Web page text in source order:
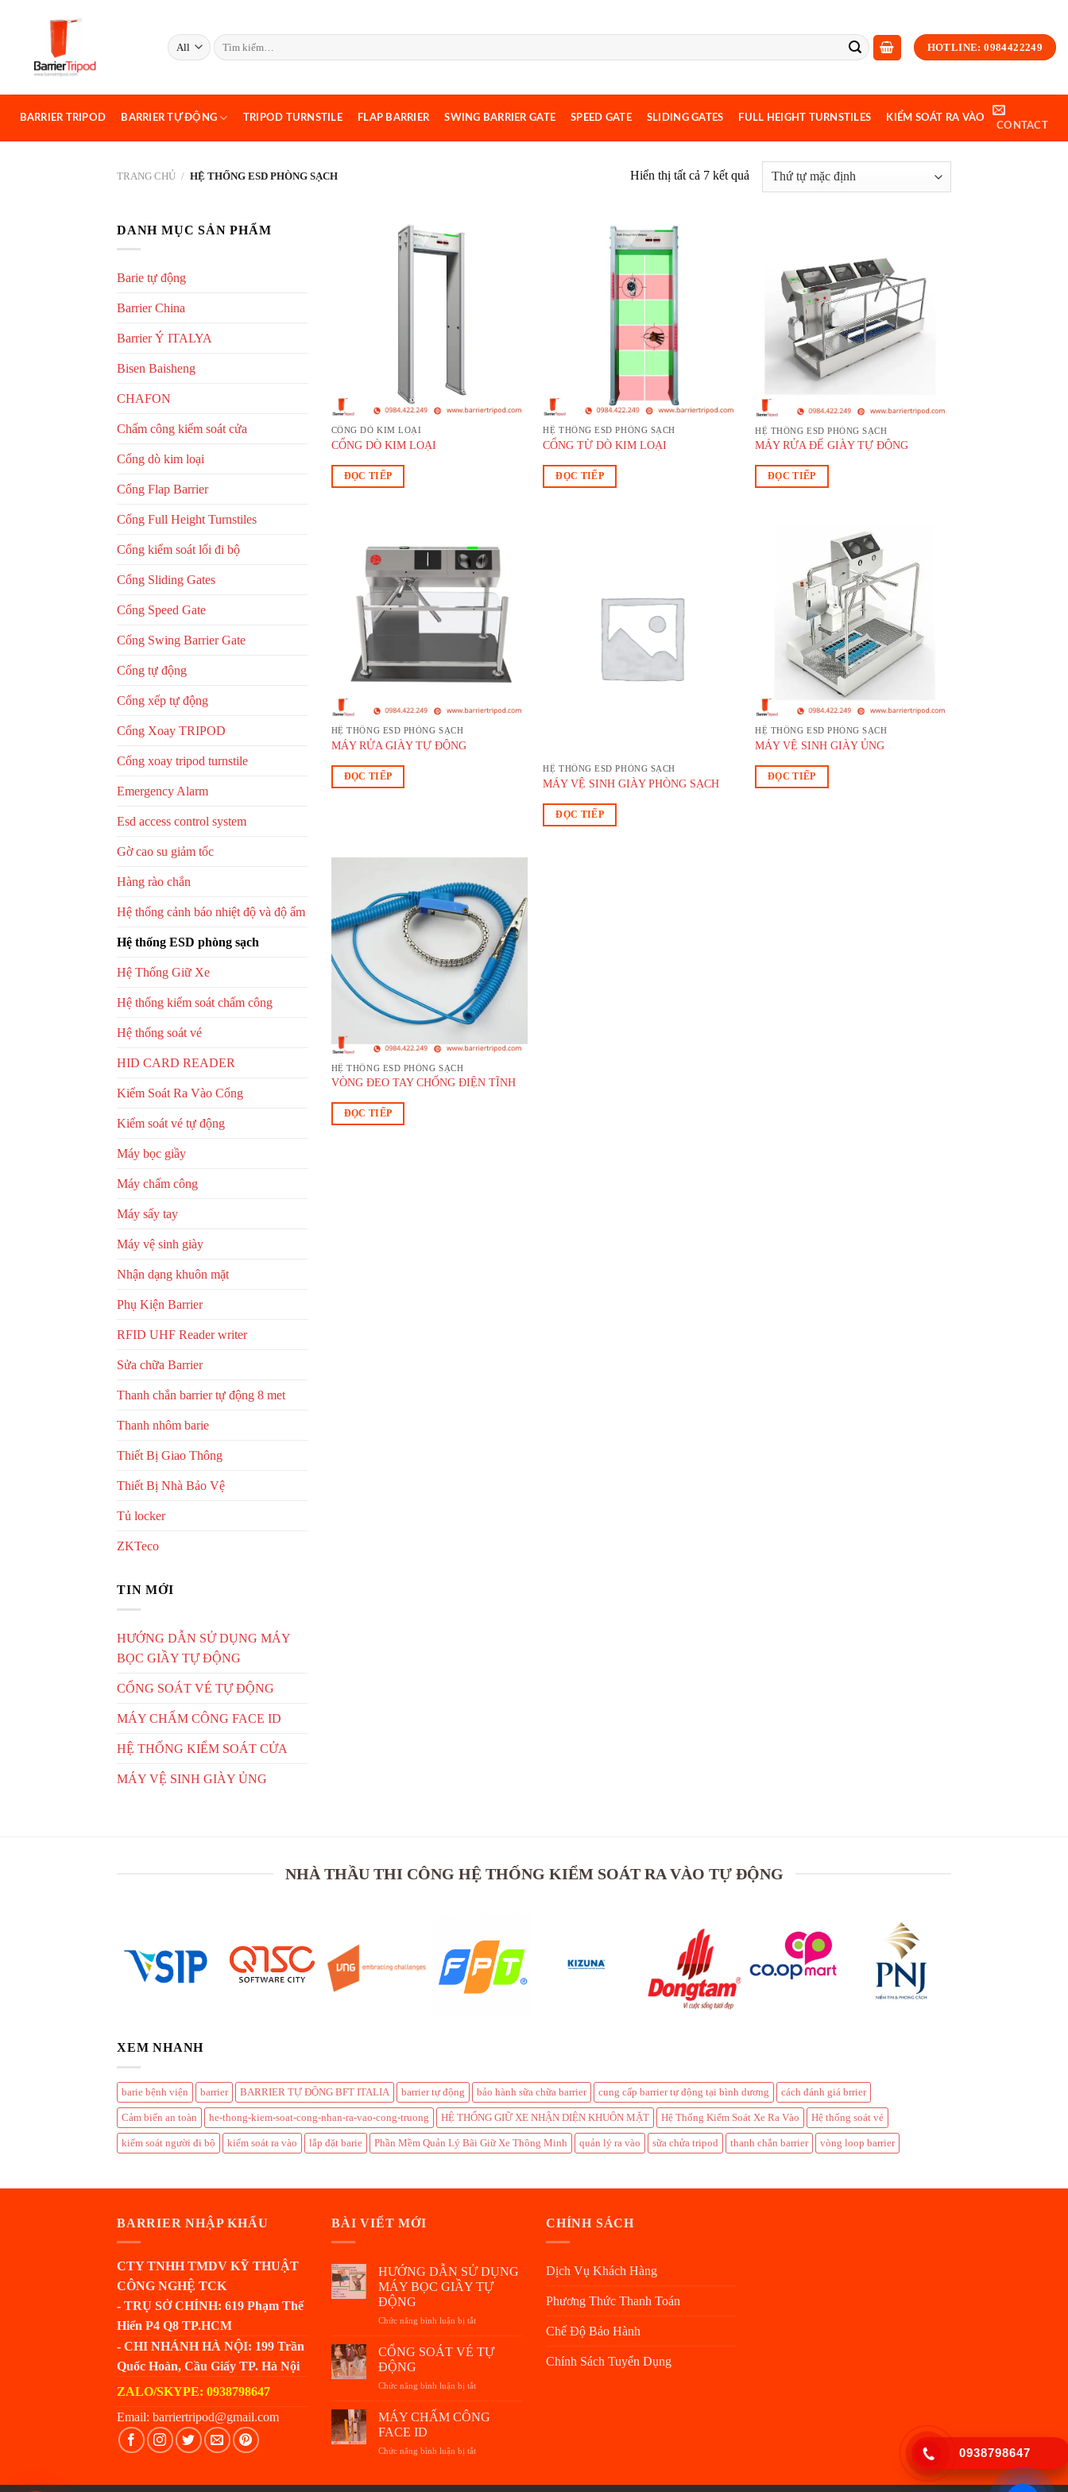
Tìm
kiếm:
HOTLINE: 0984422249
BARRIER TRIPOD BARRIER TỰ ĐỘNG TRIPOD TURNSTILE FLAP BARRIER SWING BARRIER GATE SPEED GATE SLIDING GATES FULL HEIGHT TURNSTILES
KIỂM SOÁT RA VÀO
CONTACT
TRANG CHỦ / HỆ THỐNG ESD PHÒNG SẠCH Hiển thị tất cả 7 kết quả
DANH MỤC SẢN PHẨM
Barie tự động
Barrier China
Barrier Ý ITALYA
Bisen Baisheng
CHAFON
Chấm công kiểm soát cửa
Cổng dò kim loại
Cổng Flap Barrier
Cổng Full Height Turnstiles
Cổng kiểm soát lối đi bộ
Cổng Sliding Gates
Cổng Speed Gate
Cổng Swing Barrier Gate
Cổng tự động
Cổng xếp tự động
Cổng Xoay TRIPOD
Cổng xoay tripod turnstile
Emergency Alarm
Esd access control system
Gờ cao su giảm tốc
Hàng rào chắn
Hệ thống cảnh báo nhiệt độ và độ ẩm
Hệ thống ESD phòng sạch
Hệ Thống Giữ Xe
Hệ thống kiểm soát chấm công
Hệ thống soát vé
HID CARD READER
Kiểm Soát Ra Vào Cổng
Kiểm soát vé tự động
Máy bọc giầy
Máy chấm công
Máy sấy tay
Máy vệ sinh giày
Nhận dạng khuôn mặt
Phụ Kiện Barrier
RFID UHF Reader writer
Sửa chữa Barrier
Thanh chắn barrier tự động 8 met
Thanh nhôm barie
Thiết Bị Giao Thông
Thiết Bị Nhà Bảo Vệ
Tủ locker
ZKTeco
TIN MỚI
HƯỚNG DẪN SỬ DỤNG MÁY
BỌC GIẦY TỰ ĐỘNG
CỔNG SOÁT VÉ TỰ ĐỘNG
MÁY CHẤM CÔNG FACE ID
HỆ THỐNG KIỂM SOÁT CỬA
MÁY VỆ SINH GIÀY ỦNG
CỔNG DÒ KIM LOẠI
CỔNG DÒ KIM LOẠI
ĐỌC TIẾP
HỆ THỐNG ESD PHÒNG SẠCH
CỔNG TỪ DÒ KIM LOẠI
ĐỌC TIẾP
HỆ THỐNG ESD PHÒNG SẠCH
MÁY RỬA ĐẾ GIÀY TỰ ĐỘNG
ĐỌC TIẾP
wishlist
HỆ THỐNG ESD PHÒNG SẠCH
MÁY RỬA GIÀY TỰ ĐỘNG
ĐỌC TIẾP
HỆ THỐNG ESD PHÒNG SẠCH
MÁY VỆ SINH GIÀY PHÒNG SẠCH
ĐỌC TIẾP
Add to
wishlist
HỆ THỐNG ESD PHÒNG SẠCH
MÁY VỆ SINH GIÀY ỦNG
ĐỌC TIẾP
Add to
wishlist
HỆ THỐNG ESD PHÒNG SẠCH
VÒNG ĐEO TAY CHỐNG ĐIỆN TĨNH
ĐỌC TIẾP
NHÀ THẦU THI CÔNG HỆ THỐNG KIỂM SOÁT RA VÀO TỰ ĐỘNG
XEM NHANH
barie bệnh viện barrier BARRIER TỰ ĐỘNG BFT ITALIA barrier tự động bảo hành sữa chữa barrier cung cấp barrier tự động tại bình dương cách đánh giá brrier
Cảm biến an toàn he-thong-kiem-soat-cong-nhan-ra-vao-cong-truong HỆ THỐNG GIỮ XE NHẬN DIỆN KHUÔN MẶT Hệ Thống Kiểm Soát Xe Ra Vào Hệ thống soát vé
kiểm soát người đi bộ kiểm soát ra vào lắp đặt barie Phần Mềm Quản Lý Bãi Giữ Xe Thông Minh quản lý ra vào sữa chửa tripod thanh chắn barrier vòng loop barrier
BARRIER NHẬP KHẨU
CTY TNHH TMDV KỸ THUẬT
CÔNG NGHỆ TCK
- TRỤ SỞ CHÍNH: 619 Phạm Thế
Hiển P4 Q8 TP.HCM
- CHI NHÁNH HÀ NỘI: 199 Trần
Quốc Hoàn, Cầu Giấy TP. Hà Nội
ZALO/SKYPE: 0938798647
Email: barriertripod@gmail.com
BÀI VIẾT MỚI
HƯỚNG DẪN SỬ DỤNG
MÁY BỌC GIẦY TỰ
ĐỘNG
Chức năng bình luận bị tắt
DẪN
GIẦY
CỔNG SOÁT VÉ TỰ
ĐỘNG
Chức năng bình luận bị tắt
SOÁT
MÁY CHẤM CÔNG
FACE ID
Chức năng bình luận bị tắt
CHÍNH SÁCH
Dịch Vụ Khách Hàng
Phương Thức Thanh Toán
Chế Độ Bảo Hành
Chính Sách Tuyển Dụng
0938798647